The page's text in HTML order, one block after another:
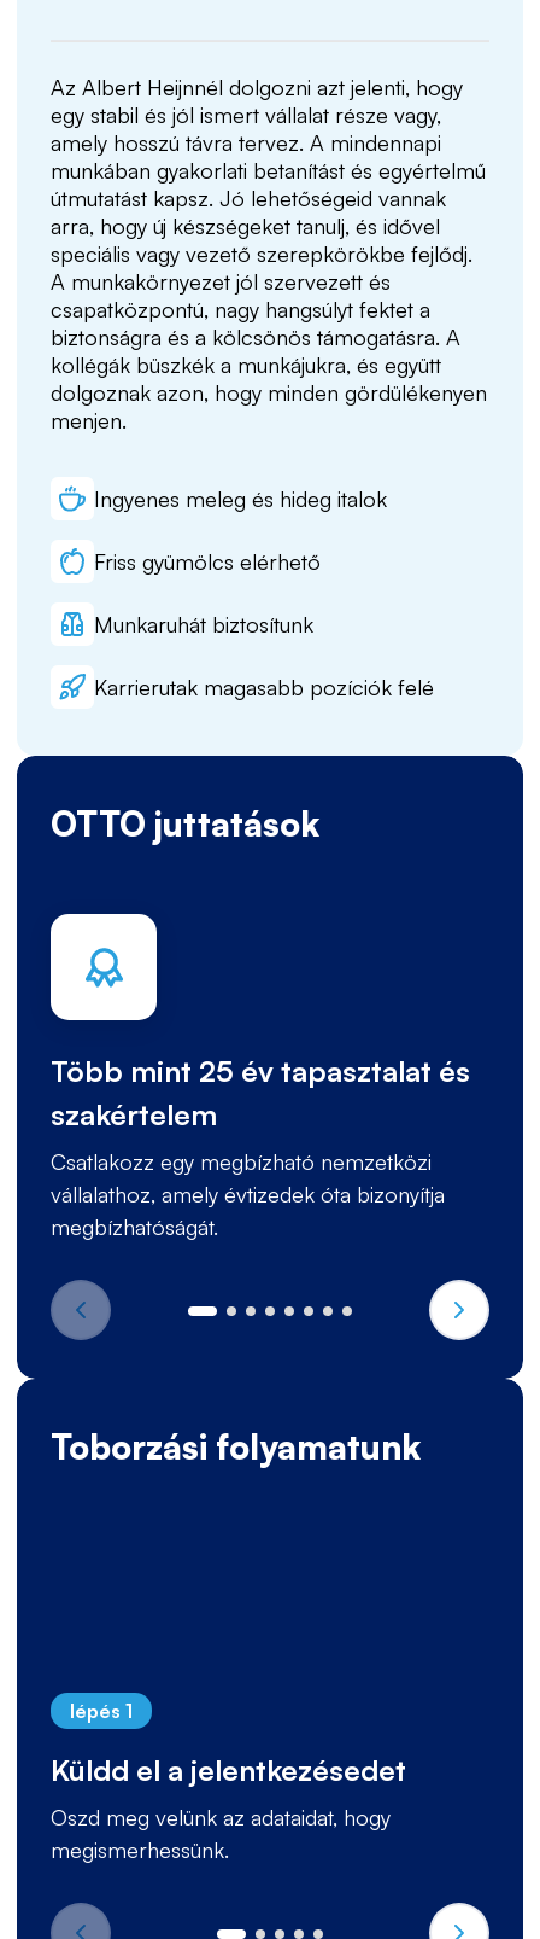
Az Albert Heijnnél dolgozni azt jelenti, hogy
egy stabil és jól ismert vállalat része vagy,
amely hosszú távra tervez. A mindennapi
munkában gyakorlati betanítást és egyértelmű
útmutatást kapsz. Jó lehetőségeid vannak
arra, hogy új készségeket tanulj, és idővel
speciális vagy vezető szerepkörökbe fejlődj.
A munkakörnyezet jól szervezett és
csapatközpontú, nagy hangsúlyt fektet a
biztonságra és a kölcsönös támogatásra. A
kollégák büszkék a munkájukra, és együtt
dolgoznak azon, hogy minden gördülékenyen
menjen.
Ingyenes meleg és hideg italok
Friss gyümölcs elérhető
Munkaruhát biztosítunk
Karrierutak magasabb pozíciók felé
OTTO juttatások
Több mint 25 év tapasztalat és
szakértelem
Csatlakozz egy megbízható nemzetközi
vállalathoz, amely évtizedek óta bizonyítja
megbízhatóságát.
Toborzási folyamatunk
lépés 1
Küldd el a jelentkezésedet
Oszd meg velünk az adataidat, hogy
megismerhessünk.